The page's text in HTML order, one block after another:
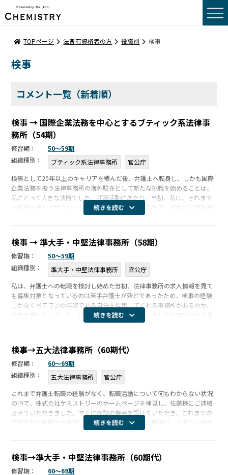
トップページ
転職事例コメント
転職をお考えの方へ
採用をお考えの方へ
会社概要
サーチメンバー
個人情報保護方針
TOPページ 法曹有資格者の方 役職別 検事
検事
コメント一覧（新着順）
検事 → 国際企業法務を中心とするブティック系法律事
務所（54期）
修習期：
50〜59期
組織種別：
ブティック系法律事務所
官公庁
検事として20年以上のキャリアを積んだ後、弁護士へ転身し、しかも国際
企業法務を扱う法律事務所の海外駐在として新たな挑戦を始めることは、
私にとって大きな決断でした。就職活動にあたり、当初、私は、それまで
の業務を通じて知り合った弁護士から紹介いただく形で、複数の法律事務
所と面談しましたが、なかなか折り合いがつかず、勤務時間外のわずかな
続きを読む
検事 → 準大手・中堅法律事務所（58期）
修習期：
50〜59期
組織種別：
準大手・中堅法律事務所
官公庁
私は、弁護士への転職を検討し始めた当初、法律事務所の求人情報を見て
も募集対象となっているのは若手弁護士が殆どであったため、検事の経験
しかなくベテランの年次である自分を採用してくれる事務所があるのか、
不安を感じていました。他のエージェントからは、少しでも興味がある事
務所には試しにコンタクトをとるよう勧められましたが、当時は本業が忙
続きを読む
検事→五大法律事務所（60期代）
修習期：
60〜69期
組織種別：
五大法律事務所
官公庁
これまで弁護士転職の経験がなく、転職活動について何もわからない状況
の中で、株式会社ケミストリーのホームページを拝見し、佐藤様にご連絡
させていただきました。すぐに面談の機会を設けていただき、これまでの
職務経験や転職先の希望についてお話しました。佐藤様は、大手から中規
模の法律事務所まで、それぞれの業務分野や特色、雰囲気に精通されてお
続きを読む
検事→準大手・中堅法律事務所（60期代）
修習期：
60〜69期